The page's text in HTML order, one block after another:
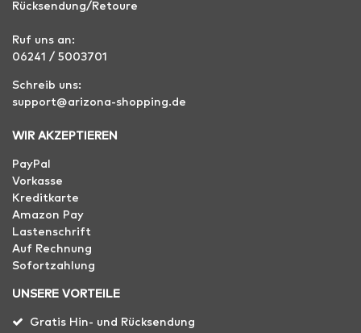
Rücksendung/Retoure
Ruf uns an:
06241 / 5003701
Schreib uns:
support@arizona-shopping.de
WIR AKZEPTIEREN
PayPal
Vorkasse
Kreditkarte
Amazon Pay
Lastenschrift
Auf Rechnung
Sofortzahlung
UNSERE VORTEILE
Gratis Hin- und Rücksendung